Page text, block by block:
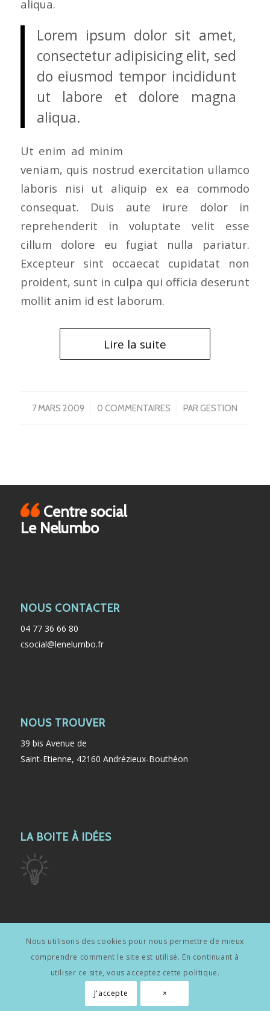
aliqua.
Lorem ipsum dolor sit amet,
consectetur adipisicing elit, sed
do eiusmod tempor incididunt
ut labore et dolore magna
aliqua.
Ut enim ad minim
veniam, quis nostrud exercitation ullamco
laboris nisi ut aliquip ex ea commodo
consequat. Duis aute irure dolor in
reprehenderit in voluptate velit esse
cillum dolore eu fugiat nulla pariatur.
Excepteur sint occaecat cupidatat non
proident, sunt in culpa qui officia deserunt
mollit anim id est laborum.
Lire la suite
7 MARS 2009
/ 0 COMMENTAIRES
/ PARGESTION
Centre social
Le Nelumbo
NOUS CONTACTER
04 77 36 66 80
csocial@lenelumbo.fr
NOUS TROUVER
39 bis Avenue de
Saint-Etienne, 42160 Andrézieux-Bouthéon
LA BOITE À IDÉES
LIENS UTILES
Mentions légales
Nous utilisons des cookies pour nous permettre de mieux
comprendre comment le site est utilisé. En continuant à
utiliser ce site, vous acceptez cette politique.
J'accepte ×